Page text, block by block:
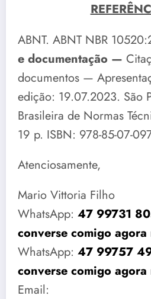
ABNT. ABNT NBR
e documentação —
documentos —
edição: 19.07.2023. São
Brasileira de Normas
19 p. ISBN: 978-85-07-
Atenciosamente,
Mario Vittoria Filho
WhatsApp: 47 99731
converse comigo agora
WhatsApp: 47 99757
converse comigo agora
Email: